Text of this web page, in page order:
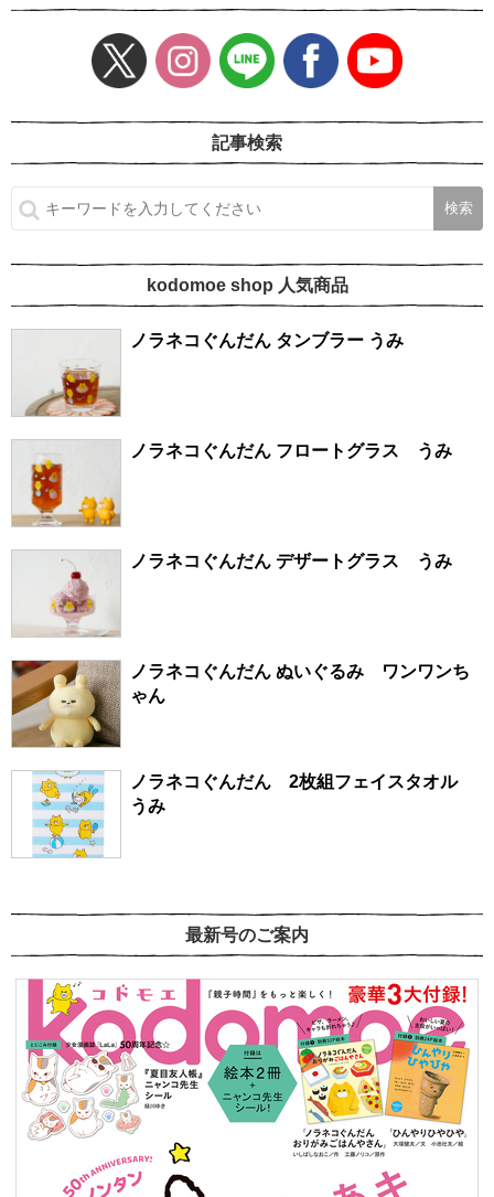
記事検索
kodomoe shop 人気商品
ノラネコぐんだん タンブラー うみ
ノラネコぐんだん フロートグラス うみ
ノラネコぐんだん デザートグラス うみ
ノラネコぐんだん ぬいぐるみ ワンワンち
ゃん
ノラネコぐんだん 2枚組フェイスタオル
うみ
最新号のご案内